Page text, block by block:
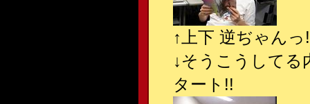
↑上下 逆ぢゃんっ
↓そうこうしてる
タート!!